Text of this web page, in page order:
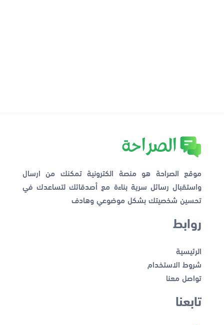
موقع الصراحة هو منصة الكترونية تمكنك من ارسال
واستقبال رسائل سرية بناءة مع أصدقائك لتساعدك في
تحسين شخصيتك بشكل موضوعي وهادف
روابط
الرئيسية
شروط الاستخدام
تواصل معنا
تابعنا